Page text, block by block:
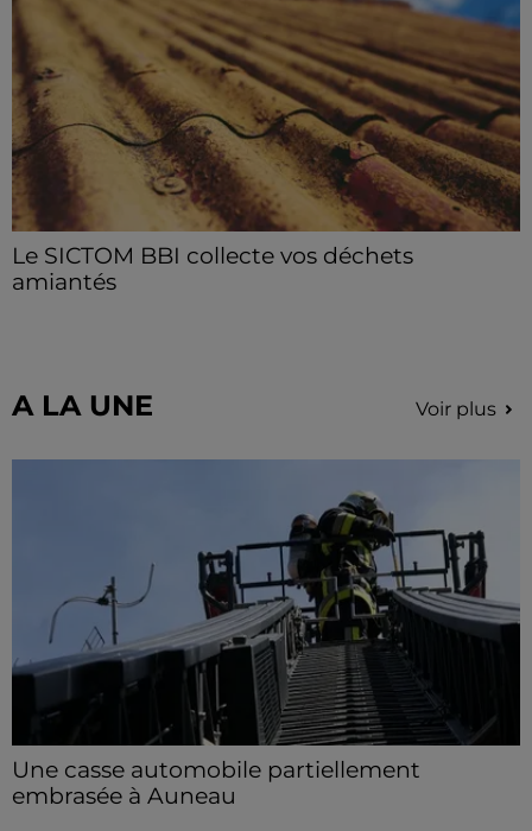
Le SICTOM BBI collecte vos déchets
amiantés
A LA UNE Voir plus
Une casse automobile partiellement
embrasée à Auneau